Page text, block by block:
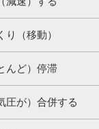
り（移動）
んど）停滞
圧が）合併する